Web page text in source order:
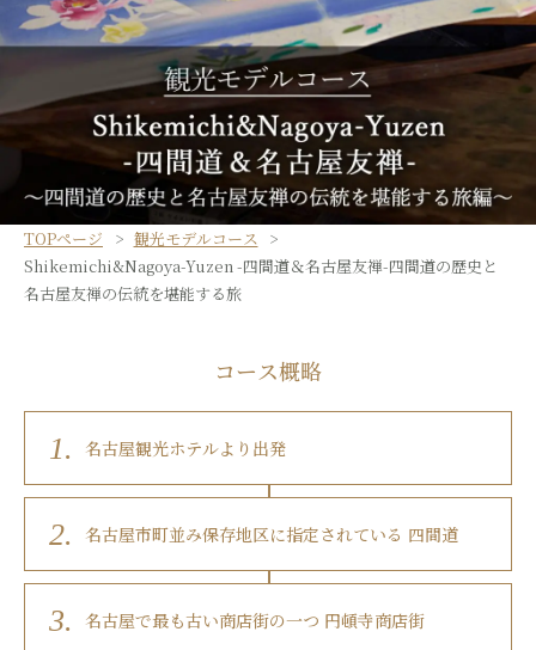
TOPページ
観光モデルコース
Shikemichi&Nagoya-Yuzen -四間道＆名古屋友禅-四間道の歴史と
名古屋友禅の伝統を堪能する旅
コース概略
1. 名古屋観光ホテルより出発
2. 名古屋市町並み保存地区に指定されている 四間道
3. 名古屋で最も古い商店街の一つ 円頓寺商店街